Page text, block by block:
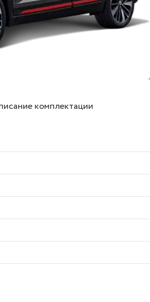
комплектации